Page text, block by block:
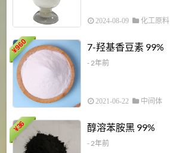
2024-08-09 化工原料
¥
960 7-羟基香豆素 99%
- 2年前
2021-06-22 中间体
¥
36 醇溶苯胺黑 99%
- 2年前